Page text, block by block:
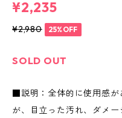
¥2,235
¥2,980 25%OFF
SOLD OUT
■説明：全体的に使用感が
が、目立った汚れ、ダメー